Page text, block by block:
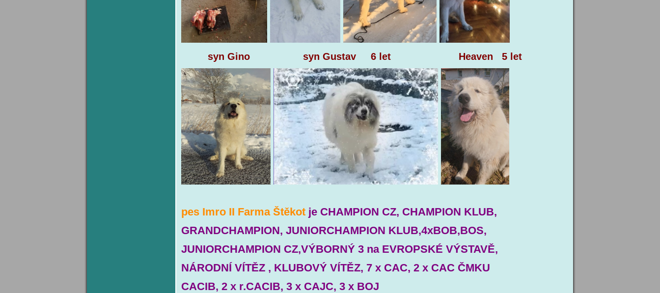
syn Gino syn Gustav 6 let Heaven 5 let
pes Imro II Farma Štěkot je CHAMPION CZ, CHAMPION KLUB,
GRANDCHAMPION, JUNIORCHAMPION KLUB,4xBOB,BOS,
JUNIORCHAMPION CZ,VÝBORNÝ 3 na EVROPSKÉ VÝSTAVĚ,
NÁRODNÍ VÍTĚZ , KLUBOVÝ VÍTĚZ, 7 x CAC, 2 x CAC ČMKU
CACIB, 2 x r.CACIB, 3 x CAJC, 3 x BOJ